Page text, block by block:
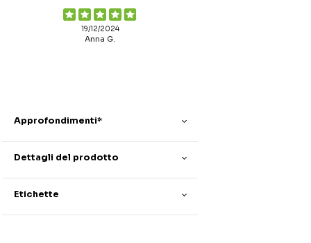
19/12/2024
Anna G.
Approfondimenti*
Dettagli del prodotto
Etichette